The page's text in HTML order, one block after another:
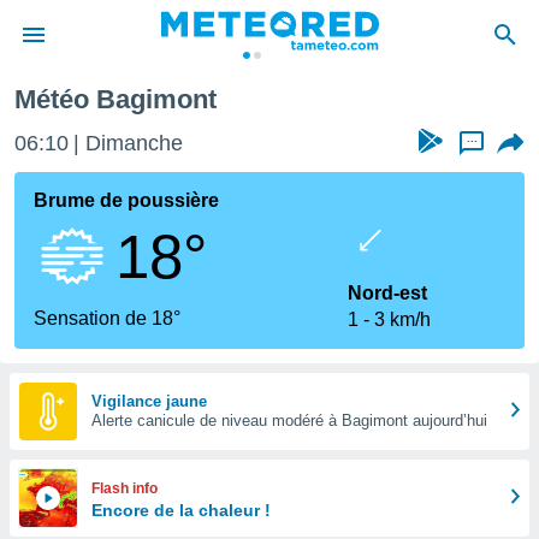
de
Météo Bagimont
06:10 Dimanche ...
Brume de poussière
18°
Sensation de 18°
Nord-est
1
3 km/h
Vigilance jaune
Alerte canicule de niveau modéré à Bagimont aujourd’hui
Flash info
Encore de la chaleur !